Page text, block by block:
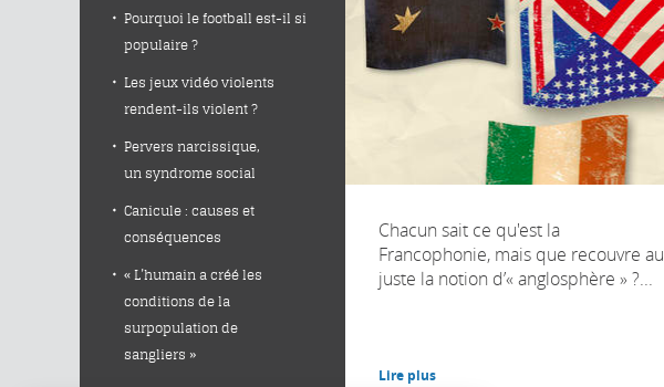
Chacun sait ce qu'est la
Francophonie, mais que recouvre au
juste la notion d’« anglosphère » ?...
Lire plus
Pourquoi le football est-il si
populaire ?
Les jeux vidéo violents
rendent-ils violent ?
Pervers narcissique,
un syndrome social
Canicule : causes et
conséquences
« L’humain a créé les
conditions de la
surpopulation de
sangliers »